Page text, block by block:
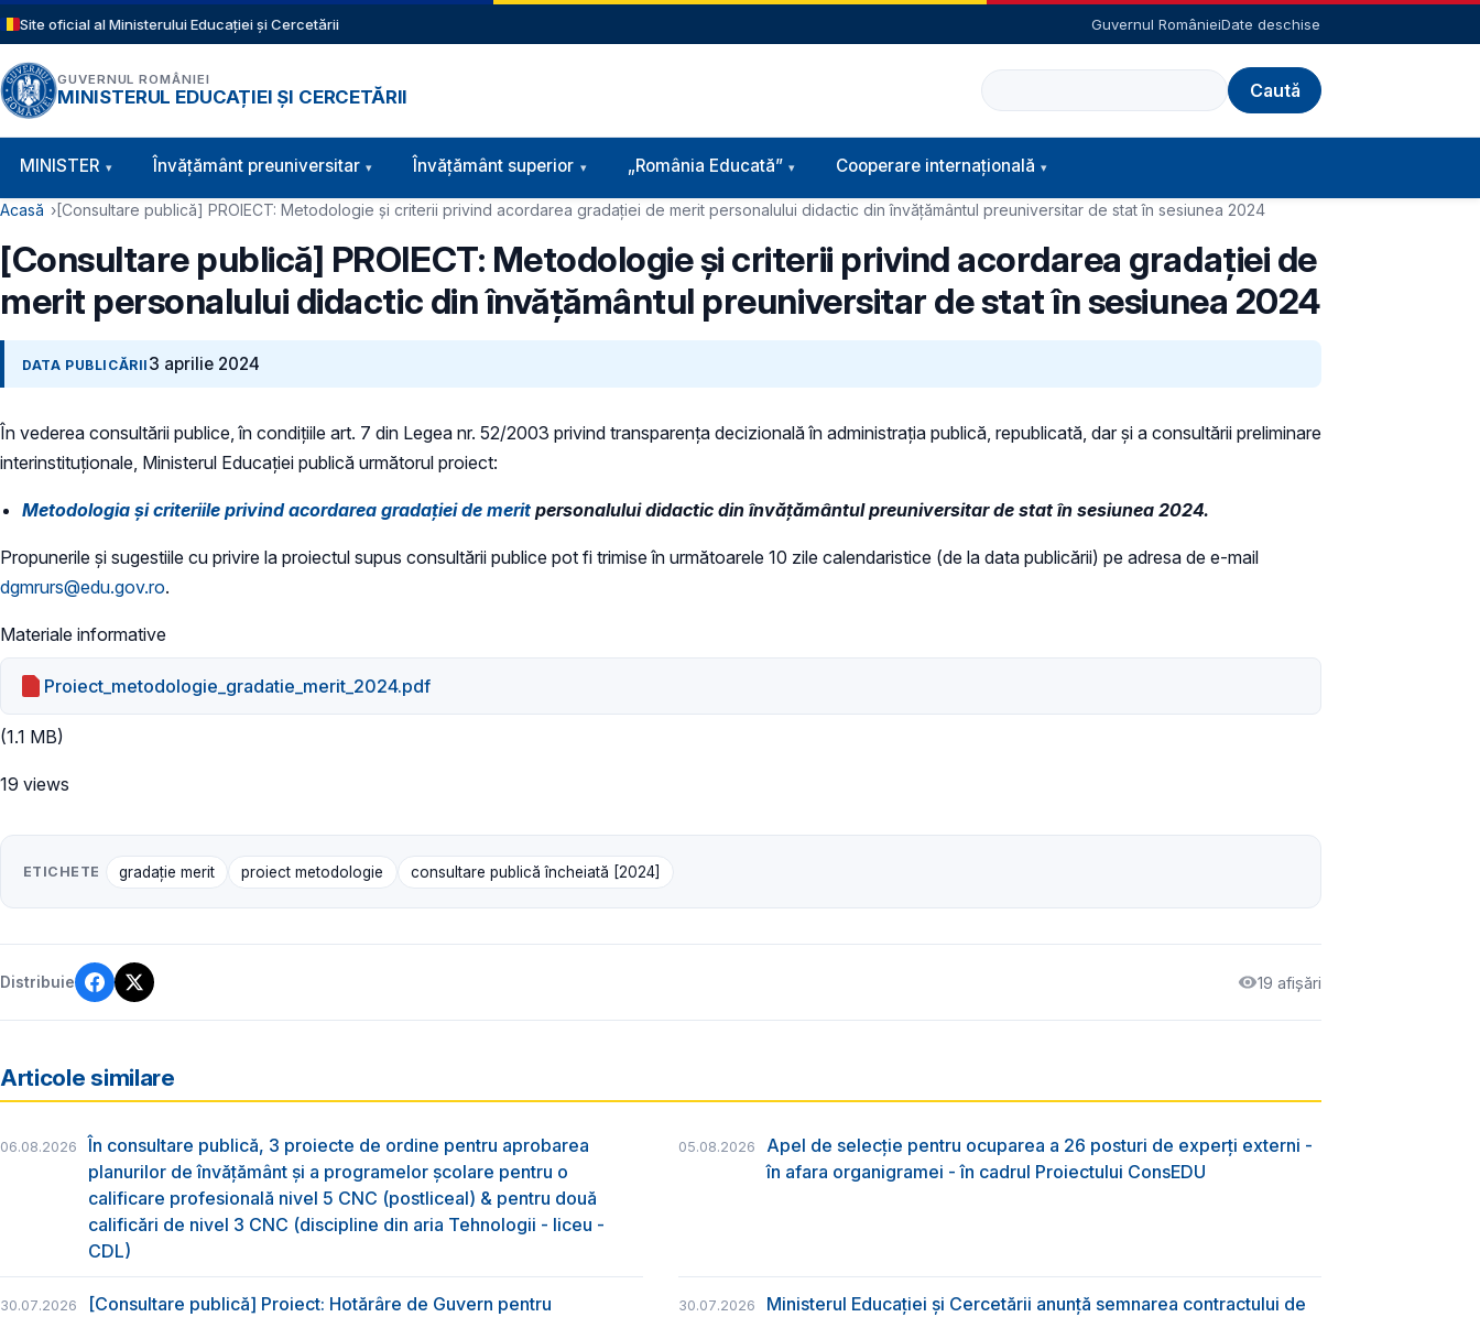
Sari la conținutul principal
Site oficial al Ministerului Educației și Cercetării Guvernul RomânieiDate deschise
GUVERNUL ROMÂNIEI
MINISTERUL EDUCAȚIEI ȘI CERCETĂRII
Caută
Navigație principală
MINISTER Învăţământ preuniversitar Învățământ superior „România Educată” Cooperare internațională
Cale de navigare
Acasă [Consultare publică] PROIECT: Metodologie şi criterii privind acordarea gradaţiei de merit personalului didactic din învăţământul preuniversitar de stat în sesiunea 2024
[Consultare publică] PROIECT: Metodologie şi criterii privind acordarea gradaţiei de
merit personalului didactic din învăţământul preuniversitar de stat în sesiunea 2024
DATA PUBLICĂRII 3 aprilie 2024
În vederea consultării publice, în condiţiile art. 7 din Legea nr. 52/2003 privind transparenţa decizională în administraţia publică, republicată, dar și a consultării preliminare
interinstituționale, Ministerul Educaţiei publică următorul proiect:
Metodologia şi criteriile privind acordarea gradaţiei de merit personalului didactic din învăţământul preuniversitar de stat în sesiunea 2024.
Propunerile și sugestiile cu privire la proiectul supus consultării publice pot fi trimise în următoarele 10 zile calendaristice (de la data publicării) pe adresa de e-mail
dgmrurs@edu.gov.ro.
Materiale informative
Proiect_metodologie_gradatie_merit_2024.pdf
(1.1 MB)
19 views
ETICHETE gradație merit proiect metodologie consultare publică încheiată [2024]
Distribuie 19 afișări
Articole similare
06.08.2026
În consultare publică, 3 proiecte de ordine pentru aprobarea
planurilor de învățământ și a programelor școlare pentru o
calificare profesională nivel 5 CNC (postliceal) & pentru două
calificări de nivel 3 CNC (discipline din aria Tehnologii - liceu -
CDL)
05.08.2026
Apel de selecție pentru ocuparea a 26 posturi de experți externi -
în afara organigramei - în cadrul Proiectului ConsEDU
30.07.2026
[Consultare publică] Proiect: Hotărâre de Guvern pentru
30.07.2026
Ministerul Educației și Cercetării anunță semnarea contractului de